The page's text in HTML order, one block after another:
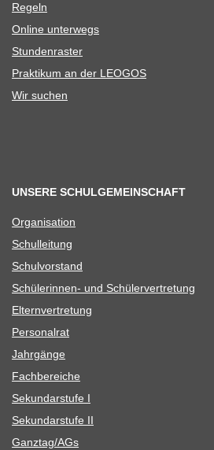
Regeln
Online unter­wegs
Stun­den­ras­ter
Prak­ti­kum an der LEOGOS
Wir suchen
UNSERE SCHULGEMEINSCHAFT
Orga­ni­sa­tion
Schul­lei­tung
Schul­vor­stand
Schü­le­rin­nen- und Schülervertretung
Eltern­ver­tre­tung
Per­so­nal­rat
Jahr­gänge
Fach­be­rei­che
Sekun­dar­stufe I
Sekun­dar­stufe II
Ganztag/​​AGs